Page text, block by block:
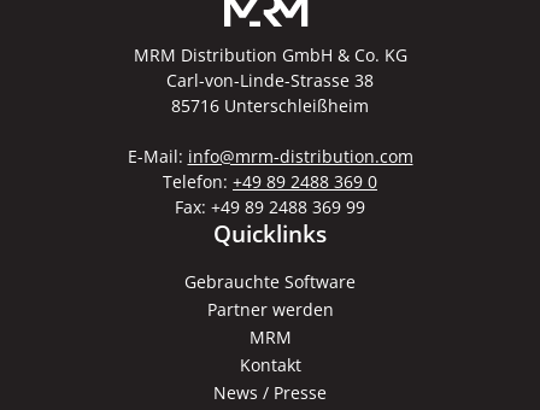
MRM Distribution GmbH & Co. KG
Carl-von-Linde-Strasse 38
85716 Unterschleißheim
E-Mail: info@mrm-distribution.com
Telefon: +49 89 2488 369 0
Fax: +49 89 2488 369 99
Quicklinks
Gebrauchte Software
Partner werden
MRM
Kontakt
News / Presse